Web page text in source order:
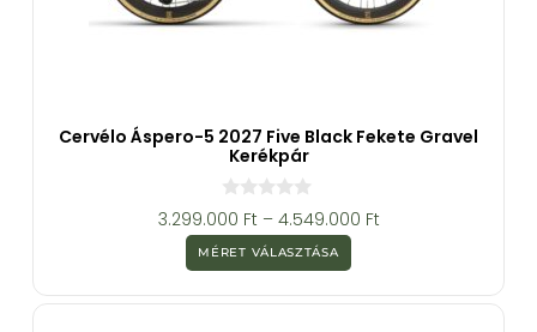
Cervélo Áspero-5 2027 Five Black Fekete Gravel
Kerékpár
0
a
z
5
b
3.299.000 Ft – 4.549.000 Ft
MÉRET VÁLASZTÁSA